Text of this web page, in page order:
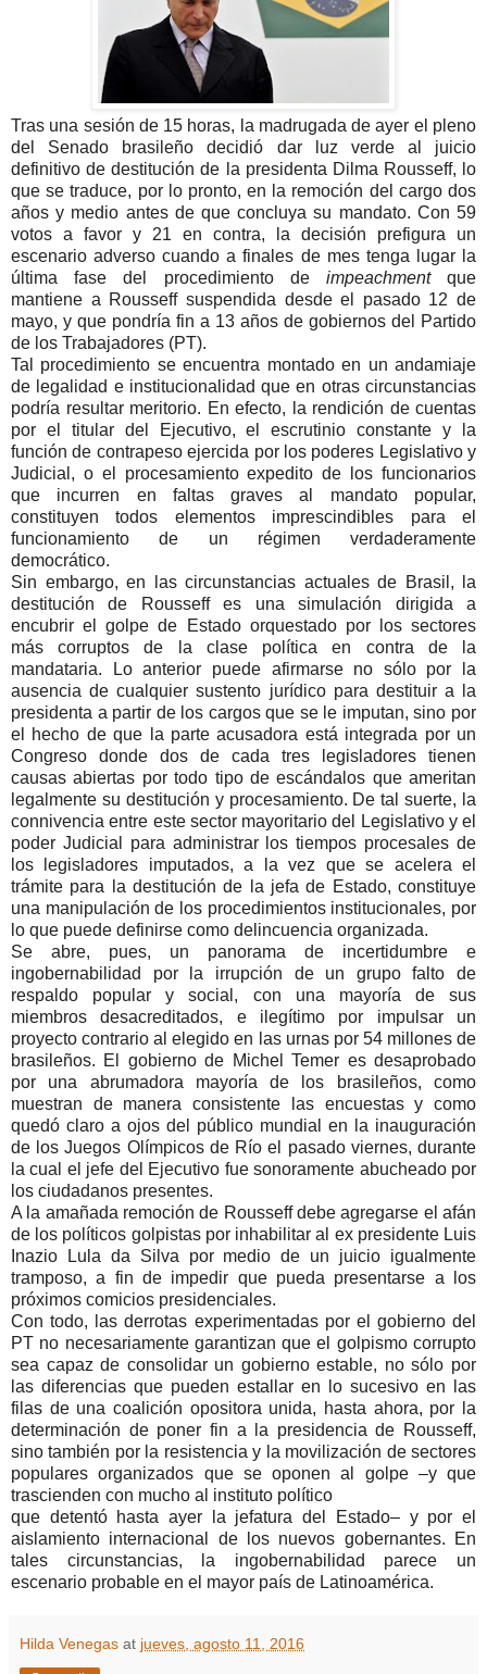
Tras una sesión de 15 horas, la madrugada de ayer el pleno
del Senado brasileño decidió dar luz verde al juicio
definitivo de destitución de la presidenta Dilma Rousseff, lo
que se traduce, por lo pronto, en la remoción del cargo dos
años y medio antes de que concluya su mandato. Con 59
votos a favor y 21 en contra, la decisión prefigura un
escenario adverso cuando a finales de mes tenga lugar la
última fase del procedimiento de impeachmentque
mantiene a Rousseff suspendida desde el pasado 12 de
mayo, y que pondría fin a 13 años de gobiernos del Partido
de los Trabajadores (PT).
Tal procedimiento se encuentra montado en un andamiaje
de legalidad e institucionalidad que en otras circunstancias
podría resultar meritorio. En efecto, la rendición de cuentas
por el titular del Ejecutivo, el escrutinio constante y la
función de contrapeso ejercida por los poderes Legislativo y
Judicial, o el procesamiento expedito de los funcionarios
que incurren en faltas graves al mandato popular,
constituyen todos elementos imprescindibles para el
funcionamiento de un régimen verdaderamente
democrático.
Sin embargo, en las circunstancias actuales de Brasil, la
destitución de Rousseff es una simulación dirigida a
encubrir el golpe de Estado orquestado por los sectores
más corruptos de la clase política en contra de la
mandataria. Lo anterior puede afirmarse no sólo por la
ausencia de cualquier sustento jurídico para destituir a la
presidenta a partir de los cargos que se le imputan, sino por
el hecho de que la parte acusadora está integrada por un
Congreso donde dos de cada tres legisladores tienen
causas abiertas por todo tipo de escándalos que ameritan
legalmente su destitución y procesamiento. De tal suerte, la
connivencia entre este sector mayoritario del Legislativo y el
poder Judicial para administrar los tiempos procesales de
los legisladores imputados, a la vez que se acelera el
trámite para la destitución de la jefa de Estado, constituye
una manipulación de los procedimientos institucionales, por
lo que puede definirse como delincuencia organizada.
Se abre, pues, un panorama de incertidumbre e
ingobernabilidad por la irrupción de un grupo falto de
respaldo popular y social, con una mayoría de sus
miembros desacreditados, e ilegítimo por impulsar un
proyecto contrario al elegido en las urnas por 54 millones de
brasileños. El gobierno de Michel Temer es desaprobado
por una abrumadora mayoría de los brasileños, como
muestran de manera consistente las encuestas y como
quedó claro a ojos del público mundial en la inauguración
de los Juegos Olímpicos de Río el pasado viernes, durante
la cual el jefe del Ejecutivo fue sonoramente abucheado por
los ciudadanos presentes.
A la amañada remoción de Rousseff debe agregarse el afán
de los políticos golpistas por inhabilitar al ex presidente Luis
Inazio Lula da Silva por medio de un juicio igualmente
tramposo, a fin de impedir que pueda presentarse a los
próximos comicios presidenciales.
Con todo, las derrotas experimentadas por el gobierno del
PT no necesariamente garantizan que el golpismo corrupto
sea capaz de consolidar un gobierno estable, no sólo por
las diferencias que pueden estallar en lo sucesivo en las
filas de una coalición opositora unida, hasta ahora, por la
determinación de poner fin a la presidencia de Rousseff,
sino también por la resistencia y la movilización de sectores
populares organizados que se oponen al golpe –y que
trascienden con mucho al instituto político
que detentó hasta ayer la jefatura del Estado– y por el
aislamiento internacional de los nuevos gobernantes. En
tales circunstancias, la ingobernabilidad parece un
escenario probable en el mayor país de Latinoamérica.
Hilda Venegas at jueves, agosto 11, 2016